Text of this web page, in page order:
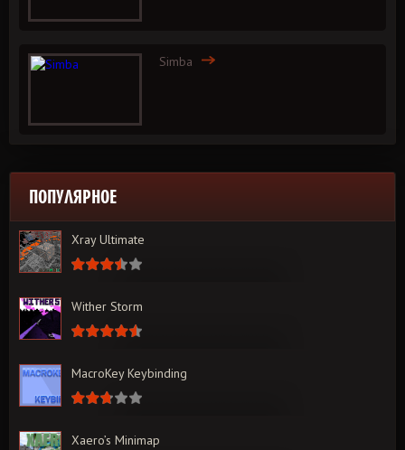
Simba
ПОПУЛЯРНОЕ
Xray Ultimate
Wither Storm
MacroKey Keybinding
Xaero’s Minimap